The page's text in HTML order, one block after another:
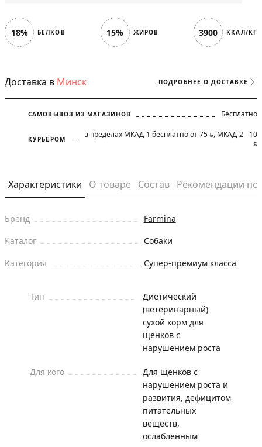
18% БЕЛКОВ 15% ЖИРОВ 3900 ККАЛ/КГ
Доставка в Минск ПОДРОБНЕЕ О ДОСТАВКЕ
САМОВЫВОЗ ИЗ МАГАЗИНОВ Бесплатно
КУРЬЕРОМ в пределах МКАД-1 бесплатно от 75 BYN, МКАД-2 - 10
BYN
Характеристики О товаре Состав Рекомендации
Бренд
Farmina
Каталог
Собаки
Категория
Супер-премиум класса
Тип
Диетический
(ветеринарный)
сухой корм для
щенков с
нарушением роста
Для кого
Для щенков с
нарушением роста и
развития, дефицитом
питательных
веществ,
ослабленным